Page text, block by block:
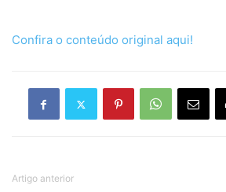
Confira o conteúdo original aqui!
Artigo anterior